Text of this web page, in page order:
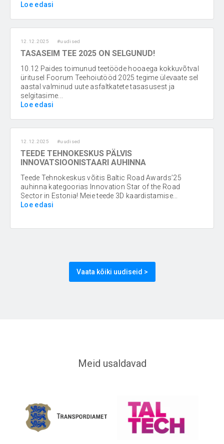
Loe edasi
TASASEIM TEE 2025 ON SELGUNUD!
10.12 Paides toimunud teetööde hooaega kokkuvõtval
üritusel Foorum Teehoiutööd 2025 tegime ülevaate sel
aastal valminud uute asfaltkatete tasasusest ja
selgitasime...
Loe edasi
12.12.2025 #uudised
TEEDE TEHNOKESKUS PÄLVIS
INNOVATSIOONISTAARI AUHINNA
Teede Tehnokeskus võitis Baltic Road Awards’25
auhinna kategoorias Innovation Star of the Road
Sector in Estonia! Meie teede 3D kaardistamise...
Loe edasi
12.12.2025 #uudised
Vaata kõiki uudiseid >
Meid usaldavad